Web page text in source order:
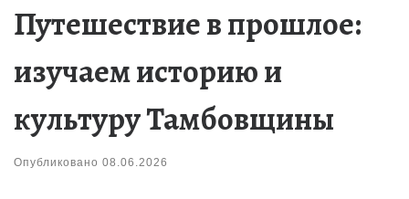
Путешествие в прошлое:
изучаем историю и
культуру Тамбовщины
Опубликовано 08.06.2026